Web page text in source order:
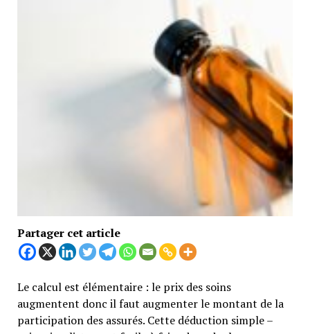
Partager cet article
Le calcul est élémentaire : le prix des soins
augmentent donc il faut augmenter le montant de la
participation des assurés. Cette déduction simple –